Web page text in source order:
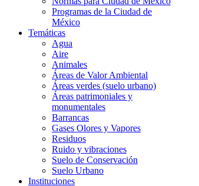
Programas de la Ciudad de
México
Temáticas
Agua
Aire
Animales
Áreas de Valor Ambiental
Áreas verdes (suelo urbano)
Áreas patrimoniales y
monumentales
Barrancas
Gases Olores y Vapores
Residuos
Ruido y vibraciones
Suelo de Conservación
Suelo Urbano
Instituciones